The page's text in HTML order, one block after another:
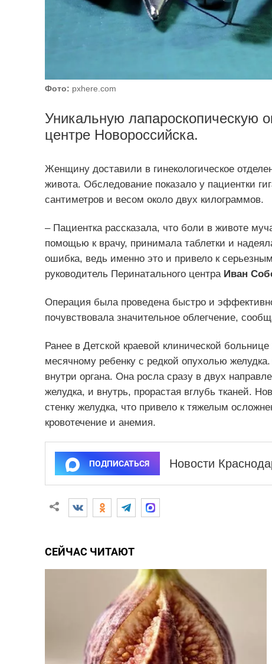
Фото: pxhere.com
Уникальную лапароскопическую
центре Новороссийска.
Женщину доставили в гинекологическое
живота. Обследование показало у пациентки
сантиметров и весом около двух килограммов.
– Пациентка рассказала, что боли в животе
помощью к врачу, принимала таблетки и
ошибка, ведь именно это и привело к
руководитель Перинатального центра Иван
Операция была проведена быстро и
почувствовала значительное облегчение,
Ранее в Детской краевой клинической больнице
месячному ребенку с редкой опухолью
внутри органа. Она росла сразу в двух
желудка, и внутрь, прорастая вглубь тканей.
стенку желудка, что привело к тяжелым
кровотечение и анемия.
ПОДПИСАТЬСЯ Новости
СЕЙЧАС ЧИТАЮТ